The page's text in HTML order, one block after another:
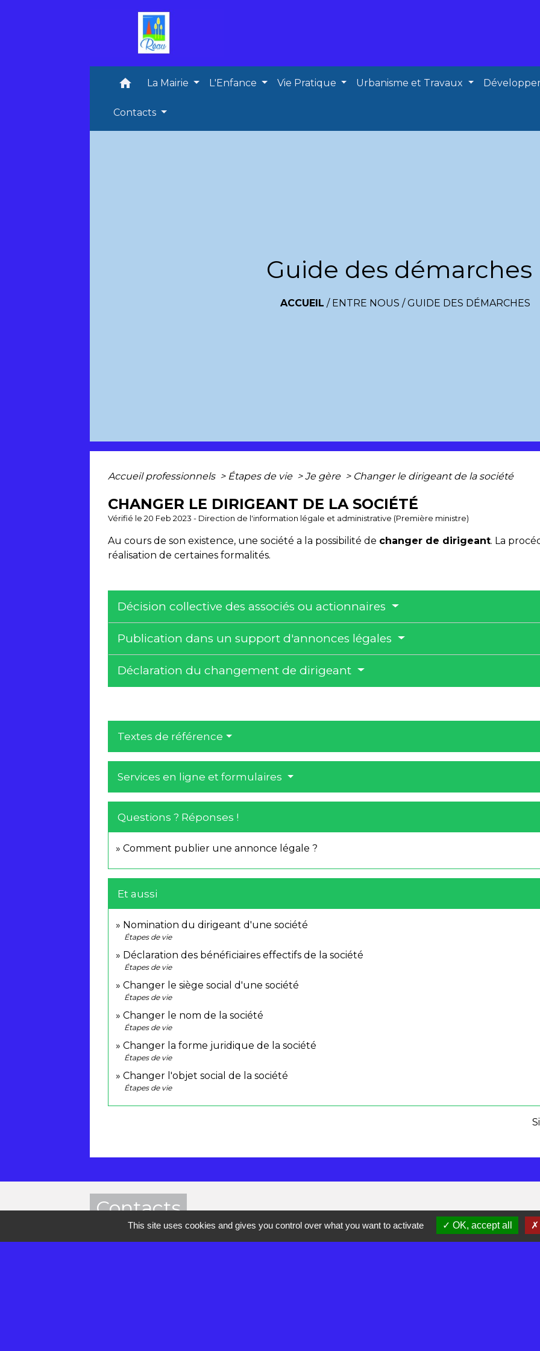
home La Mairie L'Enfance Vie Pratique Urbanisme et Travaux
Contacts
Guide des démarches
ACCUEIL / ENTRE NOUS /GUIDE DES DÉMARCHES
Accueil professionnels > Étapes de vie > Je gère > Changer le dirigeant de la société
CHANGER LE DIRIGEANT DE LA SOCIÉTÉ
Vérifié le 20 Feb 2023 - Direction de l'information légale et administrative (Première ministre)
Au cours de son existence, une société a la possibilité de changer de dirigeant. La
réalisation de certaines formalités.
Décision collective des associés ou actionnaires
Publication dans un support d'annonces légales
Déclaration du changement de dirigeant
Textes de référence
Services en ligne et formulaires
Questions ? Réponses !
Comment publier une annonce légale ?
Et aussi
Nomination du dirigeant d'une société
Étapes de vie
Déclaration des bénéficiaires effectifs de la société
Étapes de vie
Changer le siège social d'une société
Étapes de vie
Changer le nom de la société
Étapes de vie
Changer la forme juridique de la société
Étapes de vie
Changer l'objet social de la société
Étapes de vie
Contacts
This site uses cookies and gives you control over what you want to activate OK, accept all